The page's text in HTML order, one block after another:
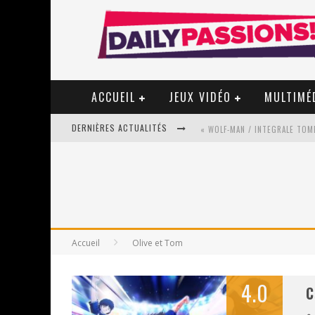
ACCUEIL JEUX VIDÉO
DERNIÈRES ACTUALITÉS « WOLF-MAN / INTEGRALE
« MON VILLAGE RÉVOLTÉ » -
PSYRIVER 2026 : LA MAGIE
« MOFUSAND / PARLER
Accueil Olive et Tom
4.0